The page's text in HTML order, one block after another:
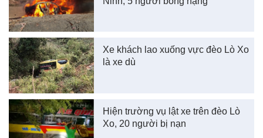
Xe khách lao xuống vực đèo Lò Xo
là xe dù
Hiện trường vụ lật xe trên đèo Lò
Xo, 20 người bị nạn